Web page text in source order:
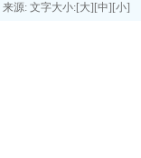
来源: 文字大小:[大][中][小]